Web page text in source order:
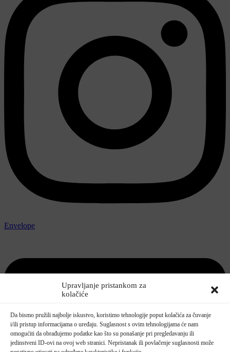
Upravljanje pristankom za
kolačiće
Da bismo pružili najbolje iskustvo, koristimo tehnologije poput kolačića za čuvanje
i/ili pristup informacijama o uređaju. Suglasnost s ovim tehnologijama će nam
omogućiti da obrađujemo podatke kao što su ponašanje pri pregledavanju ili
jedinstveni ID-ovi na ovoj web stranici. Nepristanak ili povlačenje suglasnosti može
Envelope